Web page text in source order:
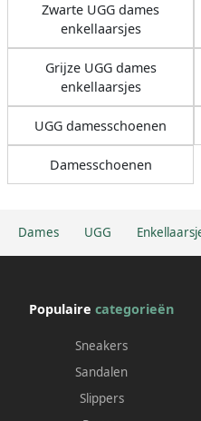
Dames UGG
Zwarte UGG dames
enkellaarsjes
Grijze UGG dames
enkellaarsjes
UGG damesschoenen
Damesschoenen
Populaire categorieën
Sneakers
Sandalen
Slippers